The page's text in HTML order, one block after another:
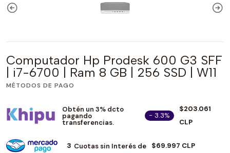
Computador Hp Prodesk 600 G3 SFF
| i7-6700 | Ram 8 GB | 256 SSD | W11
MÉTODOS DE PAGO
Obtén un 3% dcto
pagando
transferencias.
- 3.3%
$203.061
CLP
3 Cuotas sin Interés de $69.997 CLP